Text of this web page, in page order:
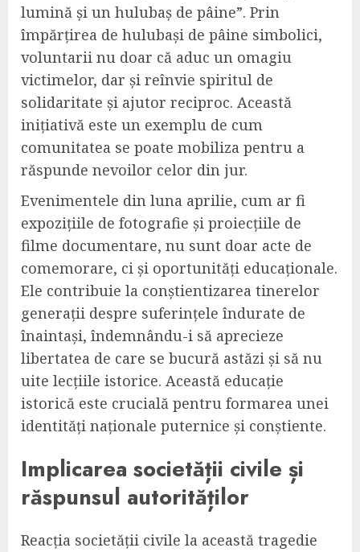
lumină și un hulubaș de pâine”. Prin
împărțirea de hulubași de pâine simbolici,
voluntarii nu doar că aduc un omagiu
victimelor, dar și reînvie spiritul de
solidaritate și ajutor reciproc. Această
inițiativă este un exemplu de cum
comunitatea se poate mobiliza pentru a
răspunde nevoilor celor din jur.
Evenimentele din luna aprilie, cum ar fi
expozițiile de fotografie și proiecțiile de
filme documentare, nu sunt doar acte de
comemorare, ci și oportunități educaționale.
Ele contribuie la conștientizarea tinerelor
generații despre suferințele îndurate de
înaintași, îndemnându-i să aprecieze
libertatea de care se bucură astăzi și să nu
uite lecțiile istorice. Această educație
istorică este crucială pentru formarea unei
identități naționale puternice și conștiente.
Implicarea societății civile și
răspunsul autorităților
Reacția societății civile la această tragedie